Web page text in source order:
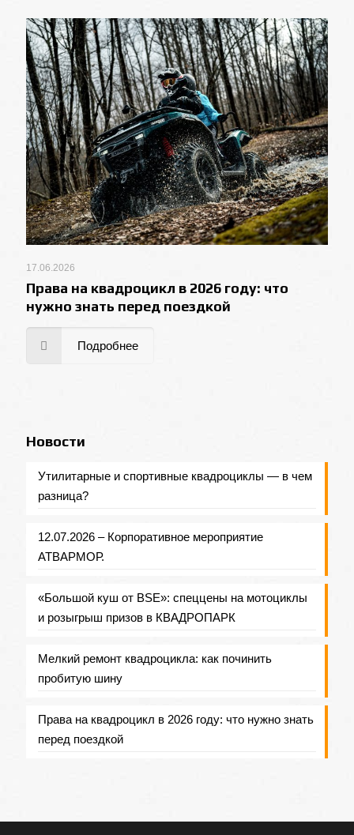
17.06.2026
Права на квадроцикл в 2026 году: что
нужно знать перед поездкой
Подробнее
Новости
Утилитарные и спортивные квадроциклы — в чем
разница?
12.07.2026 – Корпоративное мероприятие
АТВАРМОР.
«Большой куш от BSE»: спеццены на мотоциклы
и розыгрыш призов в КВАДРОПАРК
Мелкий ремонт квадроцикла: как починить
пробитую шину
Права на квадроцикл в 2026 году: что нужно знать
перед поездкой